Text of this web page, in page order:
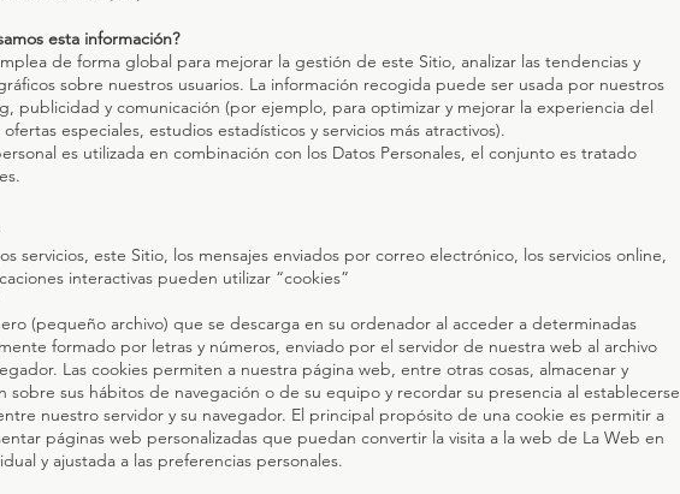
esta información?
de forma global para mejorar la gestión de este Sitio, analizar las tendencias y
sobre nuestros usuarios. La información recogida puede ser usada por nuestros
publicidad y comunicación (por ejemplo, para optimizar y mejorar la experiencia del
especiales, estudios estadísticos y servicios más atractivos).
es utilizada en combinación con los Datos Personales, el conjunto es tratado
servicios, este Sitio, los mensajes enviados por correo electrónico, los servicios online,
interactivas pueden utilizar “cookies”
(pequeño archivo) que se descarga en su ordenador al acceder a determinadas
formado por letras y números, enviado por el servidor de nuestra web al archivo
Las cookies permiten a nuestra página web, entre otras cosas, almacenar y
sobre sus hábitos de navegación o de su equipo y recordar su presencia al establecerse
nuestro servidor y su navegador. El principal propósito de una cookie es permitir a
páginas web personalizadas que puedan convertir la visita a la web de La Web en
y ajustada a las preferencias personales.